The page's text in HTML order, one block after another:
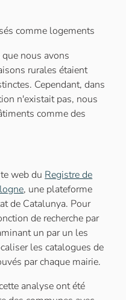
comme logements
nous avons
rurales étaient
Cependant, dans
n'existait pas, nous
comme des
web du Registre de
, une plateforme
de Catalunya. Pour
de recherche par
un par un les
les catalogues de
par chaque mairie.
analyse ont été